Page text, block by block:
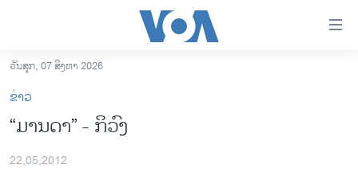
ເຂົ້າ
ຫາ
ຂ້າມ
ໄປການເລືອກຕັ້ງ ປະທານາທີບໍດີ ສະຫະລັດ 2024
ວັນສຸກ, 07 ສິງຫາ 2026
ຂ່າວ
“ມານ​ດາ” - ກິ​ວົງ
22,05,2012